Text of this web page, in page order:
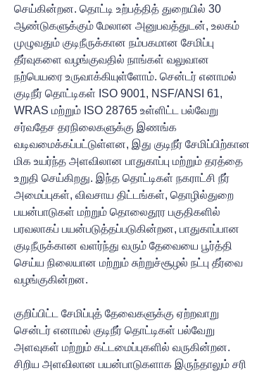
செய்கின்றன. தொட்டி உற்பத்தித் துறையில் 30
ஆண்டுகளுக்கும் மேலான அனுபவத்துடன், உலகம்
முழுவதும் குடிநீருக்கான நம்பகமான சேமிப்பு
தீர்வுகளை வழங்குவதில் நாங்கள் வலுவான
நற்பெயரை உருவாக்கியுள்ளோம். சென்டர் எனாமல்
குடிநீர் தொட்டிகள் ISO 9001, NSF/ANSI 61,
WRAS மற்றும் ISO 28765 உள்ளிட்ட பல்வேறு
சர்வதேச தரநிலைகளுக்கு இணங்க
வடிவமைக்கப்பட்டுள்ளன, இது குடிநீர் சேமிப்பிற்கான
மிக உயர்ந்த அளவிலான பாதுகாப்பு மற்றும் தரத்தை
உறுதி செய்கிறது. இந்த தொட்டிகள் நகராட்சி நீர்
அமைப்புகள், விவசாய திட்டங்கள், தொழில்துறை
பயன்பாடுகள் மற்றும் தொலைதூர பகுதிகளில்
பரவலாகப் பயன்படுத்தப்படுகின்றன, பாதுகாப்பான
குடிநீருக்கான வளர்ந்து வரும் தேவையை பூர்த்தி
செய்ய நிலையான மற்றும் சுற்றுச்சூழல் நட்பு தீர்வை
வழங்குகின்றன.
குறிப்பிட்ட சேமிப்புத் தேவைகளுக்கு ஏற்றவாறு
சென்டர் எனாமல் குடிநீர் தொட்டிகள் பல்வேறு
அளவுகள் மற்றும் கட்டமைப்புகளில் வருகின்றன.
சிறிய அளவிலான பயன்பாடுகளாக இருந்தாலும் சரி